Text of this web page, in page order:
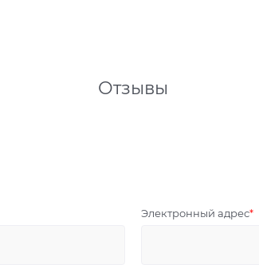
Отзывы
Электронный адрес